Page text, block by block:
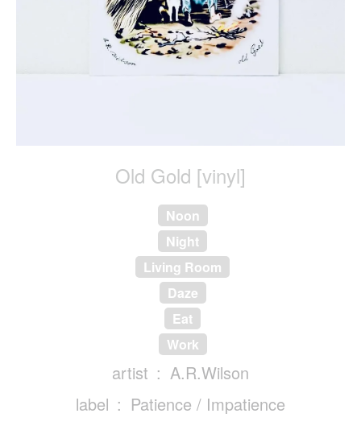
Old Gold [vinyl]
Noon
Night
Living Room
Daze
Eat
Work
artist
A.R.Wilson
label
Patience / Impatience